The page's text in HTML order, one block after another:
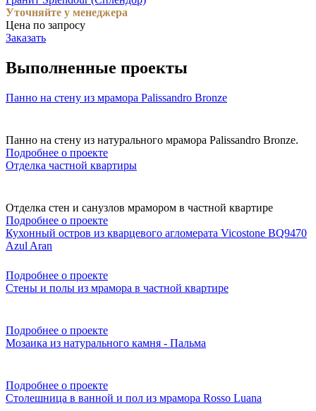
Уточняйте у менеджера
Цена по запросу
Заказать
Выполненные проекты
Панно на стену из мрамора Palissandro Bronze
Панно на стену из натурального мрамора Palissandro Bronze.
Подробнее о проекте
Отделка частной квартиры
Отделка стен и санузлов мрамором в частной квартире
Подробнее о проекте
Кухонный остров из кварцевого агломерата Vicostone BQ9470
Azul Aran
Подробнее о проекте
Стены и полы из мрамора в частной квартире
Подробнее о проекте
Мозаика из натурального камня - Пальма
Подробнее о проекте
Столешница в ванной и пол из мрамора Rosso Luana